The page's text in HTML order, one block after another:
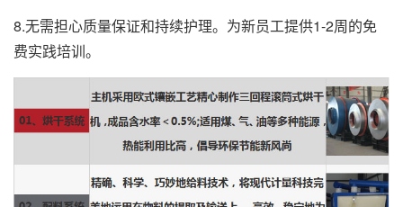
8.无需担心质量保证和持续护理。为新员工提供1-2周的免
费实践培训。